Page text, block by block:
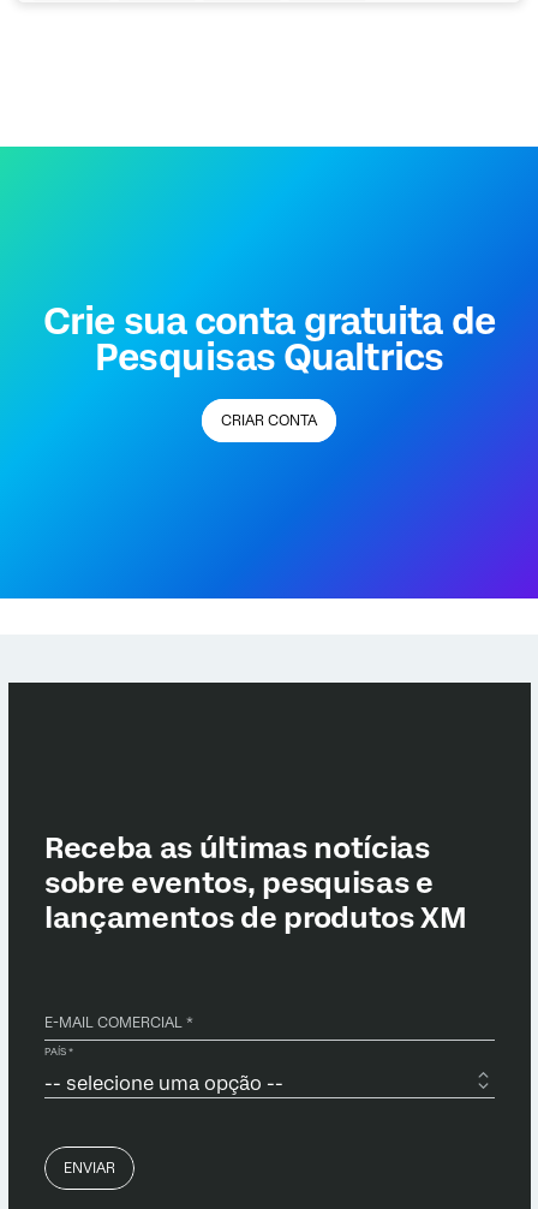
Crie sua conta gratuita de
Pesquisas Qualtrics
CRIAR CONTA